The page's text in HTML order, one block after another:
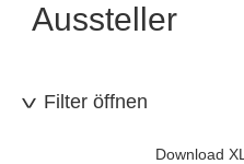
Aussteller
Filter öffnen
Download